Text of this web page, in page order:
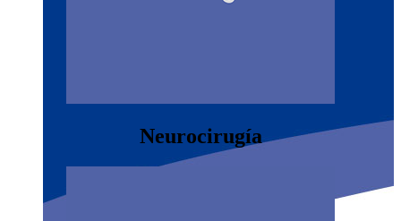
Neurocirugía